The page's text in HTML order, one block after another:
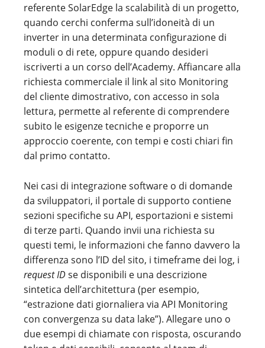
referente SolarEdge la scalabilità di un progetto,
quando cerchi conferma sull’idoneità di un
inverter in una determinata configurazione di
moduli o di rete, oppure quando desideri
iscriverti a un corso dell’Academy. Affiancare alla
richiesta commerciale il link al sito Monitoring
del cliente dimostrativo, con accesso in sola
lettura, permette al referente di comprendere
subito le esigenze tecniche e proporre un
approccio coerente, con tempi e costi chiari fin
dal primo contatto.
Nei casi di integrazione software o di domande
da sviluppatori, il portale di supporto contiene
sezioni specifiche su API, esportazioni e sistemi
di terze parti. Quando invii una richiesta su
questi temi, le informazioni che fanno davvero la
differenza sono l’ID del sito, i timeframe dei log, i
request IDse disponibili e una descrizione
sintetica dell’architettura (per esempio,
“estrazione dati giornaliera via API Monitoring
con convergenza su data lake”). Allegare uno o
due esempi di chiamate con risposta, oscurando